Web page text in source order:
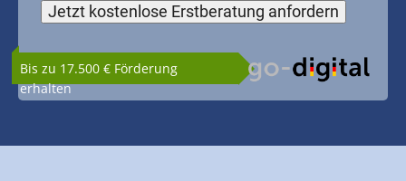
Bis zu 17.500 € Förderung
erhalten